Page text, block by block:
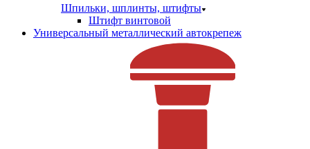
Шпильки, шплинты, штифты
Штифт винтовой
Универсальный металлический автокрепеж